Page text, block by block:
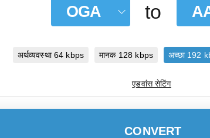
OGA to
अर्थव्यवस्था 64 kbps मानक 128 kbps अच्छा 192
एडवांस सेटिंग
CONVERT